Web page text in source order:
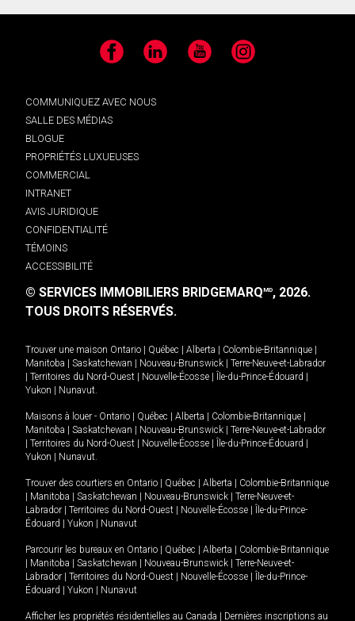
Facebook LinkedIn YouTube Instagram
COMMUNIQUEZ AVEC NOUS
SALLE DES MÉDIAS
BLOGUE
PROPRIÉTÉS LUXUEUSES
COMMERCIAL
INTRANET
AVIS JURIDIQUE
CONFIDENTIALITÉ
TÉMOINS
ACCESSIBILITÉ
© SERVICES IMMOBILIERS BRIDGEMARQMD, 2026.
TOUS DROITS RÉSERVÉS.
Trouver une maison Ontario Québec Alberta Colombie-Britannique
Manitoba
Saskatchewan Nouveau-Brunswick
Terre-Neuve-et-Labrador
Territoires du Nord-Ouest Nouvelle-Écosse Île-du-Prince-Édouard
Yukon
Nunavut.
Maisons à louer - Ontario Québec Alberta Colombie-Britannique
Manitoba
Saskatchewan Nouveau-Brunswick
Terre-Neuve-et-Labrador
Territoires du Nord-Ouest Nouvelle-Écosse Île-du-Prince-Édouard
Yukon
Nunavut.
Trouver des courtiers en Ontario Québec Alberta
Colombie-Britannique
Manitoba Saskatchewan Nouveau-Brunswick
Terre-Neuve-et-
Labrador
Territoires du Nord-Ouest Nouvelle-Écosse
Île-du-Prince-
Édouard
Yukon Nunavut
Parcourir les bureaux en Ontario Québec Alberta
Colombie-Britannique
Manitoba Saskatchewan Nouveau-Brunswick
Terre-Neuve-et-
Labrador
Territoires du Nord-Ouest Nouvelle-Écosse
Île-du-Prince-
Édouard
Yukon Nunavut
Afficher les propriétés résidentielles au Canada
Dernières inscriptions au